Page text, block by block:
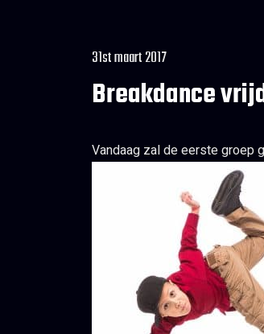
31st maart 2017
Breakdance
Vandaag zal de eerste groep